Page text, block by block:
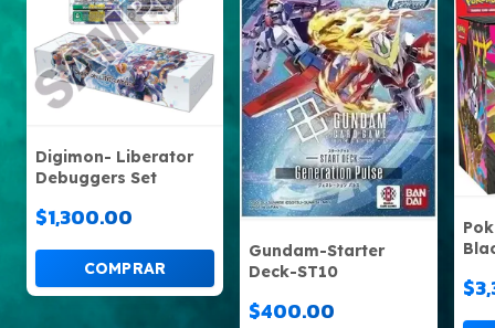
Digimon- Liberator
Debuggers Set
$1,300.00
Gundam-Starter
Deck-ST10
$400.00